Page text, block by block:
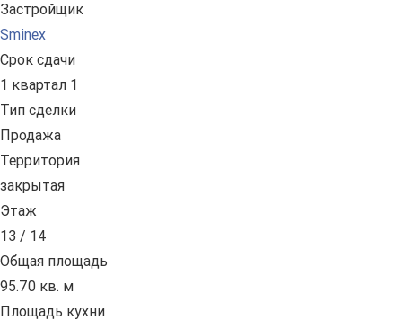
Застройщик
Sminex
Срок сдачи
1 квартал 1
Тип сделки
Продажа
Территория
закрытая
Этаж
13 / 14
Общая площадь
95.70 кв. м
Площадь кухни